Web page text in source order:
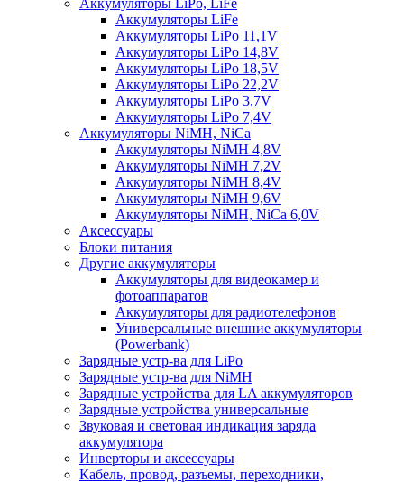
Аккумуляторы LiPo, LiFe
Аккумуляторы LiFe
Аккумуляторы LiPo 11,1V
Аккумуляторы LiPo 14,8V
Аккумуляторы LiPo 18,5V
Аккумуляторы LiPo 22,2V
Аккумуляторы LiPo 3,7V
Аккумуляторы LiPo 7,4V
Аккумуляторы NiMH, NiCa
Аккумуляторы NiMH 4,8V
Аккумуляторы NiMH 7,2V
Аккумуляторы NiMH 8,4V
Аккумуляторы NiMH 9,6V
Аккумуляторы NiMH, NiCa 6,0V
Аксессуары
Блоки питания
Другие аккумуляторы
Аккумуляторы для видеокамер и
фотоаппаратов
Аккумуляторы для радиотелефонов
Универсальные внешние аккумуляторы
(Powerbank)
Зарядные устр-ва для LiPo
Зарядные устр-ва для NiMH
Зарядные устройства для LA аккумуляторов
Зарядные устройства универсальные
Звуковая и световая индикация заряда
аккумулятора
Инверторы и аксессуары
Кабель, провод, разъемы, переходники,